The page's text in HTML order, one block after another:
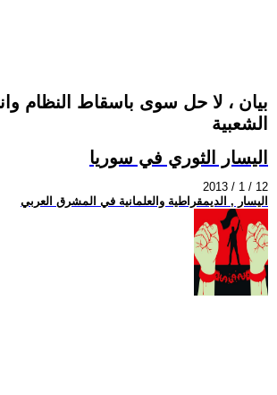
بيان ، لا حل سوى باسقاط النظام
الشعبية
اليسار الثوري في سوريا
2013 / 1 / 12
اليسار , الديمقراطية والعلمانية في المشرق العربي